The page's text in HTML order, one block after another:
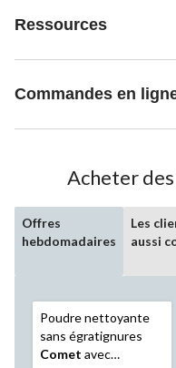
Ressources
Commandes en
Acheter
Offres
hebdomadaires
Les
aussi
Poudre nettoyante
sans égratignures
Comet avec